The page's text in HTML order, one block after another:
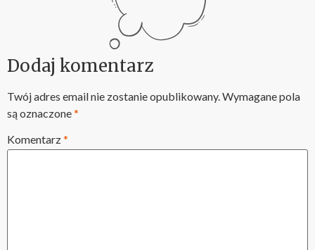
Dodaj komentarz
Twój adres email nie zostanie opublikowany.Wymagane pola
są oznaczone*
Komentarz*